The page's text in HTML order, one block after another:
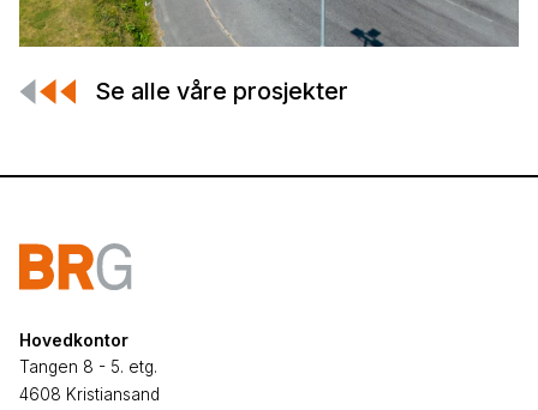
Se alle våre prosjekter
Hovedkontor
Tangen 8 - 5. etg.
4608 Kristiansand